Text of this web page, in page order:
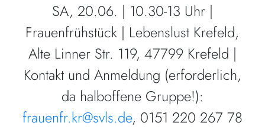
SA, 20.06. | 10.30-13 Uhr |
Frauenfrühstück | Lebenslust Krefeld,
Alte Linner Str. 119, 47799 Krefeld |
Kontakt und Anmeldung (erforderlich,
da halboffene Gruppe!):
frauenfr.kr@svls.de, 0151 220 267 78